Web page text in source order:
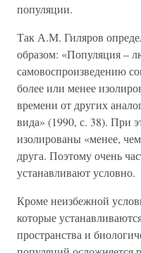
популяции.
Так А.М. Гиляров
образом: «Популяция –
самовоспроизведению
более или менее
времени от других
вида» (1990, с. 38). При
изолированы «менее,
друга. Поэтому очень
устанавливают условно.
Кроме неизбежной
которые
пространства и